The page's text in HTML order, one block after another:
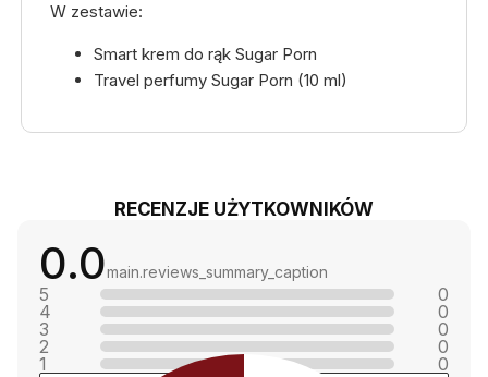
W zestawie:
Smart krem do rąk Sugar Porn
Travel perfumy Sugar Porn (10 ml)
RECENZJE UŻYTKOWNIKÓW
0.0main.reviews_summary_caption
5
0
4
0
3
0
2
0
1
0